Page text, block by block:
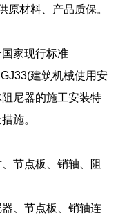
原材料、产品质保。
家现行标准
建筑机械使用安
尼器的施工安装特
施。
节点板、销轴、阻
、节点板、销轴连